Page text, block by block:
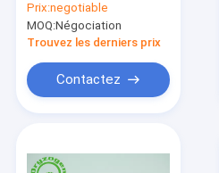
Russetish de pureté
plus
considérablement
lyophilisé la poudre
80KD
Prix:negotiable
MOQ:Négociation
Trouvez les derniers prix
Contactez